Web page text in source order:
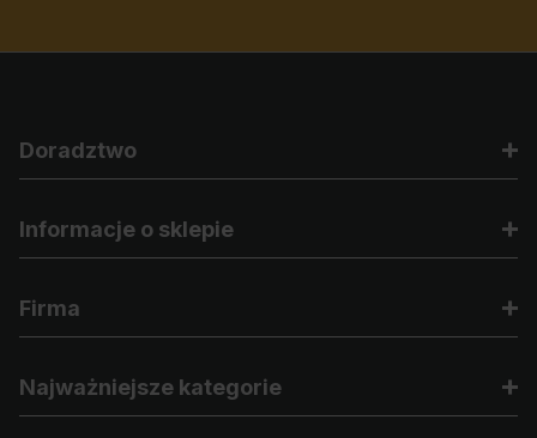
Doradztwo
Informacje o sklepie
Firma
Najważniejsze kategorie